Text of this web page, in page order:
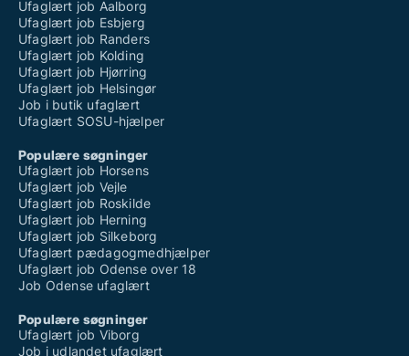
Ufaglært job Aalborg
Ufaglært job Esbjerg
Ufaglært job Randers
Ufaglært job Kolding
Ufaglært job Hjørring
Ufaglært job Helsingør
Job i butik ufaglært
Ufaglært SOSU-hjælper
Populære søgninger
Ufaglært job Horsens
Ufaglært job Vejle
Ufaglært job Roskilde
Ufaglært job Herning
Ufaglært job Silkeborg
Ufaglært pædagogmedhjælper
Ufaglært job Odense over 18
Job Odense ufaglært
Populære søgninger
Ufaglært job Viborg
Job i udlandet ufaglært